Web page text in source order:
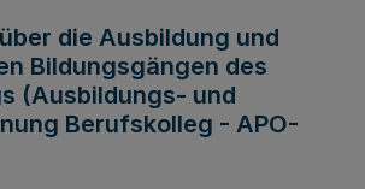
die Ausbildung und
Bildungsgängen des
(Ausbildungs- und
Berufskolleg - APO-